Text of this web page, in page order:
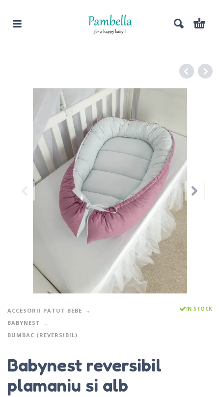
ACCESORII PATUT BEBE
BABYNEST
BUMBAC (REVERSIBIL)
IN STOCK
Babynest reversibil
plamaniu si alb